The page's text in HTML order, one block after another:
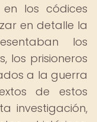
los códices
en detalle la
los
los prisioneros
a la guerra
de estos
investigación,